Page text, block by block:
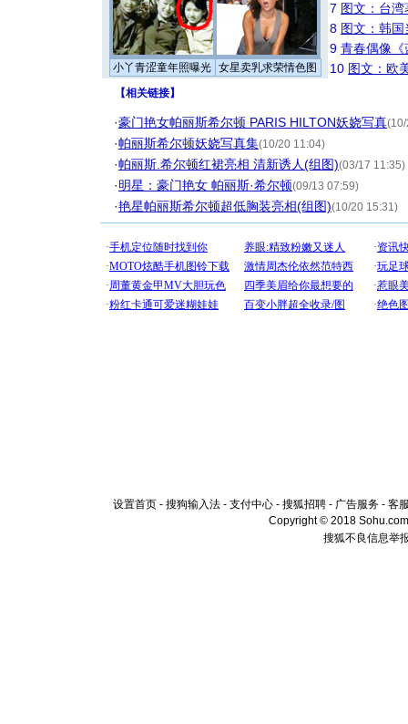
小丫青涩童年照曝光 女星卖乳求荣情色图
7 图文：台
8 图文：韩
9 青春偶像《
10 图文：欧
【相关链接】
·豪门艳女帕丽斯希尔顿 PARIS HILTON妖娆写真
·帕丽斯希尔顿妖娆写真集(10/20 11:04)
·帕丽斯.希尔顿红裙亮相 清新诱人(组图)(03/17 11:35)
·明星：豪门艳女 帕丽斯·希尔顿(09/13 07:59)
·艳星帕丽斯希尔顿超低胸装亮相(组图)(10/20 15:31)
设置首页 - 搜狗输入法 - 支付中心 - 搜狐招聘 - 广告服务 - 客
Copyright © 2018
搜狐不良信息举